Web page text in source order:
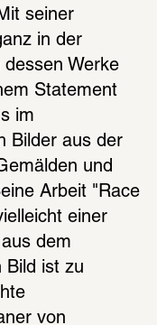
seiner
in der
dessen Werke
Statement
im
Bilder aus der
und
Arbeit "Race
einer
dem
Bild ist zu
von